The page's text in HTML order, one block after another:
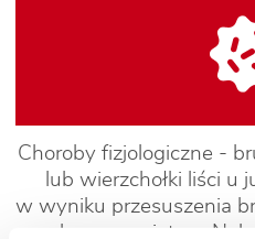
Choroby fizjologiczne -
lub wierzchołki liści u
w wyniku przesuszenia
suchego powietrza.